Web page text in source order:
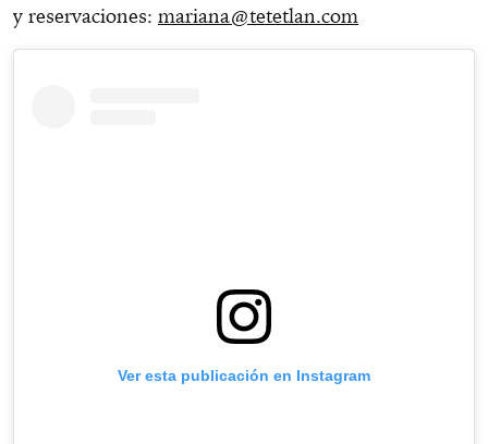
y reservaciones: mariana@tetetlan.com
Ver esta publicación en Instagram